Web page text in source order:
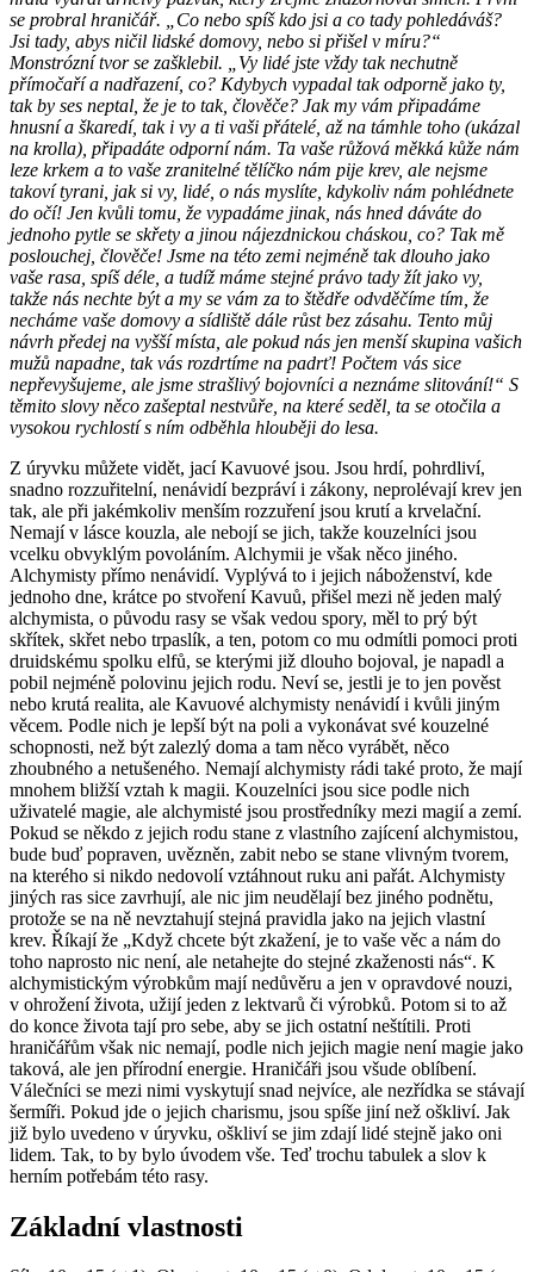
se probral hraničář. „Co nebo spíš kdo jsi a co tady pohledáváš?
Jsi tady, abys ničil lidské domovy, nebo si přišel v míru?“
Monstrózní tvor se zašklebil. „Vy lidé jste vždy tak nechutně
přímočaří a nadřazení, co? Kdybych vypadal tak odporně jako ty,
tak by ses neptal, že je to tak, člověče? Jak my vám připadáme
hnusní a škaredí, tak i vy a ti vaši přátelé, až na támhle toho (ukázal
na krolla), připadáte odporní nám. Ta vaše růžová měkká kůže nám
leze krkem a to vaše zranitelné tělíčko nám pije krev, ale nejsme
takoví tyrani, jak si vy, lidé, o nás myslíte, kdykoliv nám pohlédnete
do očí! Jen kvůli tomu, že vypadáme jinak, nás hned dáváte do
jednoho pytle se skřety a jinou nájezdnickou cháskou, co? Tak mě
poslouchej, člověče! Jsme na této zemi nejméně tak dlouho jako
vaše rasa, spíš déle, a tudíž máme stejné právo tady žít jako vy,
takže nás nechte být a my se vám za to štědře odvděčíme tím, že
necháme vaše domovy a sídliště dále růst bez zásahu. Tento můj
návrh předej na vyšší místa, ale pokud nás jen menší skupina vašich
mužů napadne, tak vás rozdrtíme na padrť! Počtem vás sice
nepřevyšujeme, ale jsme strašlivý bojovníci a neznáme slitování!“ S
těmito slovy něco zašeptal nestvůře, na které seděl, ta se otočila a
vysokou rychlostí s ním odběhla hlouběji do lesa.
Z úryvku můžete vidět, jací Kavuové jsou. Jsou hrdí, pohrdliví,
snadno rozzuřitelní, nenávidí bezpráví i zákony, neprolévají krev jen
tak, ale při jakémkoliv menším rozzuření jsou krutí a krvelační.
Nemají v lásce kouzla, ale nebojí se jich, takže kouzelníci jsou
vcelku obvyklým povoláním. Alchymii je však něco jiného.
Alchymisty přímo nenávidí. Vyplývá to i jejich náboženství, kde
jednoho dne, krátce po stvoření Kavuů, přišel mezi ně jeden malý
alchymista, o původu rasy se však vedou spory, měl to prý být
skřítek, skřet nebo trpaslík, a ten, potom co mu odmítli pomoci proti
druidskému spolku elfů, se kterými již dlouho bojoval, je napadl a
pobil nejméně polovinu jejich rodu. Neví se, jestli je to jen pověst
nebo krutá realita, ale Kavuové alchymisty nenávidí i kvůli jiným
věcem. Podle nich je lepší být na poli a vykonávat své kouzelné
schopnosti, než být zalezlý doma a tam něco vyrábět, něco
zhoubného a netušeného. Nemají alchymisty rádi také proto, že mají
mnohem bližší vztah k magii. Kouzelníci jsou sice podle nich
uživatelé magie, ale alchymisté jsou prostředníky mezi magií a zemí.
Pokud se někdo z jejich rodu stane z vlastního zajícení alchymistou,
bude buď popraven, uvězněn, zabit nebo se stane vlivným tvorem,
na kterého si nikdo nedovolí vztáhnout ruku ani pařát. Alchymisty
jiných ras sice zavrhují, ale nic jim neudělají bez jiného podnětu,
protože se na ně nevztahují stejná pravidla jako na jejich vlastní
krev. Říkají že „Když chcete být zkažení, je to vaše věc a nám do
toho naprosto nic není, ale netahejte do stejné zkaženosti nás“. K
alchymistickým výrobkům mají nedůvěru a jen v opravdové nouzi,
v ohrožení života, užijí jeden z lektvarů či výrobků. Potom si to až
do konce života tají pro sebe, aby se jich ostatní neštítili. Proti
hraničářům však nic nemají, podle nich jejich magie není magie jako
taková, ale jen přírodní energie. Hraničáři jsou všude oblíbení.
Válečníci se mezi nimi vyskytují snad nejvíce, ale nezřídka se stávají
šermíři. Pokud jde o jejich charismu, jsou spíše jiní než oškliví. Jak
již bylo uvedeno v úryvku, oškliví se jim zdají lidé stejně jako oni
lidem. Tak, to by bylo úvodem vše. Teď trochu tabulek a slov k
herním potřebám této rasy.
Základní vlastnosti